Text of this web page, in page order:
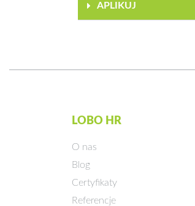
APLIKUJ
LOBO HR
O nas
Blog
Certyfikaty
Referencje